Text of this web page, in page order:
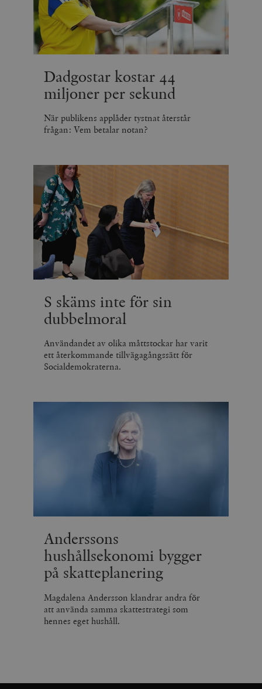
Dadgostar kostar 44
miljoner per sekund
När publikens applåder tystnat återstår
frågan: Vem betalar notan?
S skäms inte för sin
dubbelmoral
Användandet av olika måttstockar har varit
ett återkommande tillvägagångssätt för
Socialdemokraterna.
Anderssons
hushållsekonomi bygger
på skatteplanering
Magdalena Andersson klandrar andra för
att använda samma skattestrategi som
hennes eget hushåll.